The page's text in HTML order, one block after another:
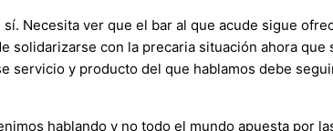
Necesita ver que el bar al que acude sigue
solidarizarse con la precaria situación ahora
servicio y producto del que hablamos debe
hablando y no todo el mundo apuesta por